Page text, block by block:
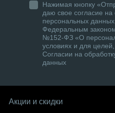
Нажимая кнопку
даю свое согласие на
персональных
Федеральным
№152-ФЗ «О
условиях и для
Согласии на
данных
Акции и скидки